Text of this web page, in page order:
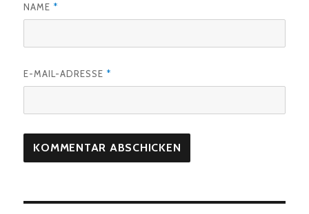
NAME *
E-MAIL-ADRESSE *